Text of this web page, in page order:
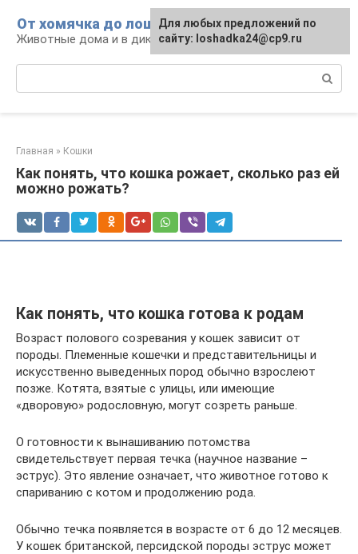
контенту
От хомячка до лошади
Животные дома и в дикой природе
Главная » Кошки
Как понять, что кошка рожает, сколько раз ей
можно рожать?
Как понять, что кошка готова к родам
Возраст полового созревания у кошек зависит от
породы. Племенные кошечки и представительницы и
искусственно выведенных пород обычно взрослеют
позже. Котята, взятые с улицы, или имеющие
«дворовую» родословную, могут созреть раньше.
О готовности к вынашиванию потомства
свидетельствует первая течка (научное название –
эструс). Это явление означает, что животное готово к
спариванию с котом и продолжению рода.
Обычно течка появляется в возрасте от 6 до 12 месяцев.
У кошек британской, персидской породы эструс может
Для любых предложений по
сайту: loshadka24@cp9.ru